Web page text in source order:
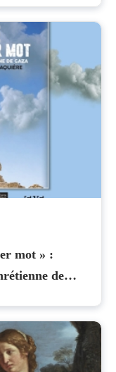
mot » :
de